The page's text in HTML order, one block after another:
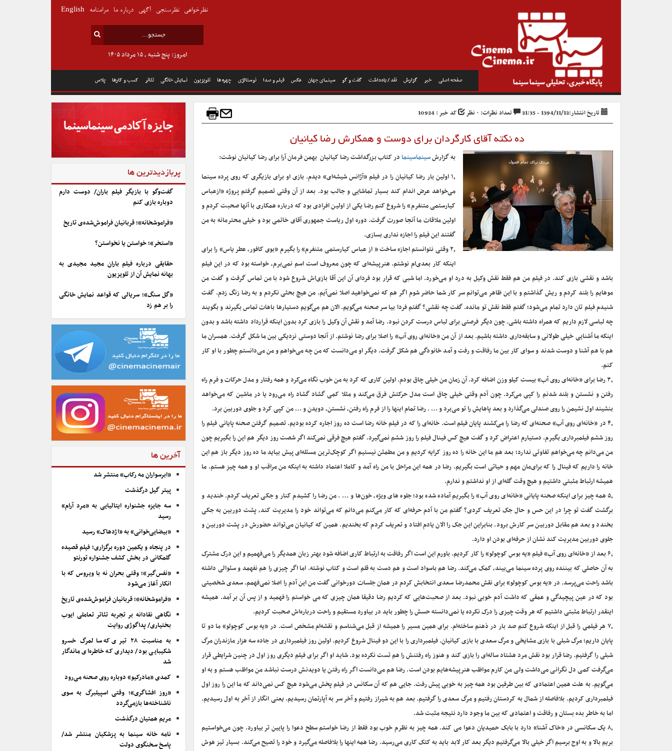
صفحه اصلی خبر گزارش نقد / یادداشت گفت و گو سینمای جهان عکس فیلم و صدا نوستالژی چهره ها تلویزیون نمایش خانگی تئاتر کسب و کارها پلاس
امروز: پنج شنبه , ۱۵ مرداد ۱۴۰۵
نظرخواهی نظرسنجی آگهی درباره ما مرامنامه English
تاریخ انتشار:1394/11/12 - 21:35 تعداد نظرات: ۰ نظر کد خبر : 10924
ده نکته آقای کارگردان برای دوست و همکارش رضا کیانیان
به گزارشسینماسینمادر کتاب بزرگداشت رضا کیانیان بهمن فرمان آرا برای رضا کیانیان نوشت:
۱٫ اولین بار رضا کیانیان را در فیلم «آژانس شیشه‌ای» دیدم. بازی او برای بازیگری که روی پرده سینما
می‌خواهد عرض اندام کند بسیار تماشایی و جالب بود. بعد از آن وقتی تصمیم گرفتم پروژه «ازعباس
کیارستمی متنفرم» را شروع کنم رضا یکی از اولین افرادی بود که درباره همکاری با آنها صحبت کردم و
اولین ملاقات ما آنجا صورت گرفت. دوره اول ریاست جمهوری آقای خاتمی بود و خیلی محترمانه به من
گفتند این فیلم را اجازه نداری بسازی.
۲٫ وقتی نتوانستم اجازه ساخت « از عباس کیارستمی متنفرم» را بگیرم «بوی کافور، عطر یاس» را برای
اینکه کار بعدی‌ام نوشتم. هنرپیشه‌ای که چون معروف است اسم نمی‌برم، خواسته بود که در این فیلم
باشد و نقشی بازی کند. در فیلم من هم فقط نقش وکیل به درد او می‌خورد. اما شبی که قرار بود فردای آن این آقا بازی‌اش شروع شود با من تماس گرفت و گفت من
موهایم را بلند کردم و ریش گذاشتم و با این ظاهر می‌توانم سر کار شما حاضر شوم اگر هم که نمی‌خواهید اصلا نمی‌آیم. من هیچ بحثی نکردم و به رضا زنگ زدم. گفت
شنیدم فیلم تان دارد تمام می‌شود؛ گفتم فقط نقش تو مانده. گفت چه نقشی؟ گفتم فردا بیا سر صحنه می‌گویم. الان هم می‌گویم دستیارها باهات تماس بگیرند و بگویند
چه لباسی لازم داریم که همراه داشته باشی. چون دیگر فرصتی برای لباس درست کردن نبود. رضا آمد و نقش آن وکیل را بازی کرد بدون اینکه قرارداد داشته باشد و بدون
اینکه ما آشنایی خیلی طولانی و سابقه‌داری داشته باشیم. بعد از آن من «خانه‌ای روی آب» را اصلا برای رضا نوشتم. از آنجا دوستی نزدیکی بین ما شکل گرفت. همسران ما
هم با هم آشنا و دوست شدند و سوای کار بین ما رفاقت و رفت و آمد خانودگی هم شکل گرفت. دیگر او می‌دانست که من چه می‌خواهم و من می‌دانستم چطور با او کار
کنم.
۳٫ رضا برای «خانه‌ای روی آب» بیست کیلو وزن اضافه کرد. آن زمان من خیلی چاق بودم. اولین کاری که کرد به من خوب نگاه می‌کرد و همه رفتار و مدل حرکات و فرم راه
رفتن و نشستن و بلند شدنم را کپی می‌کرد. چون آدم وقتی خیلی چاق است مدل حرکتش فرق می‌کند و مثلا کمی گشاد گشاد راه می‌رود یا در ماشین که می‌خواهد
بنشیند اول نشیمن را روی صندلی می‌گذارد و بعد پاهایش را تو می‌برد و … . رضا تمام اینها را از فرم راه رفتن، نشستن، دویدن و … من کپی کرد و جلوی دوربین برد.
۴٫ در «خانه‌ای روی آب» صحنه‌ای که رضا را می‌کشند پایان فیلم است. خانه‌ای را که در فیلم خانه رضا است ده روز اجاره کرده بودیم. تصمیم گرفتن صحنه پایانی فیلم را
روز ششم فیلمبرداری بگیرم. دستیارم اعتراض کرد و گفت هیچ کس فینال فیلم را روز ششم نمی‌گیرد. گفتم هیچ فرقی نمی‌کند اگر شصت روز دیگر هم این را بگیریم چون
من می‌دانم چه می‌خواهم تفاوتی ندارد؛ بعد هم ما این خانه را ده روز کرایه کردیم و من مطمئن نیستیم اگر کوچک‌ترین مسئله‌ای پیش بیاید ما ده روز دیگر باز هم این
خانه را داریم که فینال را که برای‌مان مهم و حیاتی است بگیریم. رضا در همه این مراحل با من راه آمد و کاملا اعتماد داشته به اینکه من مراقب او و همه چیز هستم. ما
همیشه ارتباط مثبتی داشتیم و هیچ وقت گله‌ای از او نداشتم و ندارم.
۵٫ همه چیز برای اینکه صحنه پایانی «خانه‌ای روی آب» را بگیریم آماده شده بود؛‌ جلوه های ویژه، خون‌ها و … . من رضا را کشیدم کنار و جکی تعریف کردم. خندید و
برگشت گفت تو چرا در این حس و حال جک تعریف کردی؟ گفتم من با آدم حرفه‌ای که کار می‌کنم می‌دانم که می‌تواند خود را مدیریت کند، پشت دوربین به جکی
بخندد و بعد هم مقابل دوربین سر کارش برود. بنابراین این جک را الان یادم افتاد و تعریف کردم که بخندیم. همین که کیانیان می‌تواند حضورش در پشت دوربین و
جلوی دوربین مدیریت کند نشان از حرفه‌ای بودن او دارد.
۶٫ بعد از «خانه‌ای روی آب» فیلم «یه بوس کوچولو» را کار کردیم. باورم این است اگر رفاقت به ارتباط‌ کاری اضافه شود بهتر زبان همدیگر را می‌فهمیم و این درک مشترک
به آن حاصلی که بیننده روی پرده سینما می‌بیند، کمک می‌کند. رضا هم باسواد است و هم دست به قلم است و کتاب نوشته. اما اگر چیزی را هم نفهمد و سئوالی داشته
باشد راحت می‌پرسد. در «یه بوس کوچولو» برای نقش محمدرضا سعدی انتخابش کردم در همان جلسات دورخوانی گفت من این آدم را اصلا نمی‌فهمم. سعدی شخصیتی
بود که در عین پیچیدگی و عمقی که داشت آدم خوبی نبود. بعد از صحبت‌هایی که کردیم رضا دقیقا همان چیزی که می خواستم را فهمید و از پس آن بر آمد. همیشه
اینقدر ارتباط مثبتی داشتیم که هر وقت چیزی را درک نکرده یا نمی‌دانسته حسش را چطور باید در بیاورد مستقیم و راحت درباره‌اش صحبت کردیم.
۷٫ هر فیلمی را قبل از اینکه شروع کنم صد بار در ذهنم ساخته‌ام. برای همین مسیر را همیشه از قبل می‌شناسم و نقشه‌ام مشخص است. در «یه بوس کوچولو» ما دو تا
پایان داریم؛ مرگ شبلی با بازی مشایخی و مرگ سعدی با بازی کیانیان. فیلمبرداری را با این دو فینال شروع کردیم. اولین روز فیلمبرداری در جاده سه هزار مازندران مرگ
شبلی را گرفتیم. رضا قرار بود نقش مرد هشتاد ساله‌ای را بازی کند و هنوز راه رفتنش را هم تست نکرده بود. شاید او اگر برای فیلم دیگری روز اول در چنین شرایطی قرار
می‌گرفت کمی دل نگرانی می‌داشت ولی من کارم مواظب هنرپیشه‌هایم بودن است. رضا هم می‌دانست اگر راه رفتن یا دویدنش درست نباشد من مواظب هستم و به او
می‌گویم. به علت همین اعتمادی که بین طرفین بود همه چیز به خوبی پیش رفت. جایی هم که آن سکانس در فیلم پخش می‌شود هیچ کس نمی‌داند که ما این را روز اول
فیلمبرداری کردیم. بلافاصله از شمال به کردستان رفتیم و مرگ سعدی را گرفتیم. بعد هم به شیراز رفتیم و آخر سر به آپارتمان رسیدیم. یعنی انگار از آخر به اول رسیدیم.
اما به خاطر بده بستان و رفاقت و اعتمادی که بین ما وجود دارد نتیجه مثبت شد.
۸٫ یک سکانسی در «خاک آشنا» دارد با بابک حمیدیان دعوا می کند. همه چیز به نظرم خوب بود فقط از رضا خواستم سطح دعوا را پایین تر بیاورد. چون می‌خواستیم
بریم بالا و به اوج برسیم اگر خیلی بالا می‌گرفتیم دیگر بعد کار لابد باید به کتک کاری می‌رسید. رضا همه اینها را بلافاصله می‌گیرد و خود را تصیح می‌کند. بسیار تیز هوش
پربازدیدترین ها
گفت‌وگو با بازیگر فیلم باران/ دوست دارم
دوباره بازی کنم
«فراموشخانه»؛ قربانیان فراموش‌شده‌ی تاریخ
«استخر»؛ خواستن یا نخواستن؟
حقایقی درباره فیلم باران مجید مجیدی به
بهانه نمایش آن از تلویزیون
«گل سنگ»؛ سریالی که قواعد نمایش خانگی
را بر هم زد
آخرین ها
«ابرسواران مه رکاب» منتشر شد
پیتر گیل درگذشت
سه جایزه جشنواره ایتالیایی به «مرد آرام»
رسید
«بیضایی‌خوانی» به «اژدهاک» رسید
در پنجاه و یکمین دوره برگزاری؛ فیلم قصیده
گلمکانی در بخش کشف جشنواره تورنتو
«نفس‌گیر»؛ وقتی بحران نه با ویروس که با
انکار آغاز می‌شود
«فراموشخانه»؛ قربانیان فراموش‌شده‌ی تاریخ
نگاهی نقادانه بر تجربه تئاتر تعاملی ایوب
بختیاری/ پداگوژی روایت
به مناسبت ۲۸ تیری که سالمرگ خسرو
شکیبایی بود/ دیداری که خاطره‌ای ماندگار
شد
کمدی «مادرکیو» دوباره روی صحنه می‌رود
«روز افشاگری»؛ وقتی اسپیلبرگ به سوی
ناشناخته‌ها بازمی‌گردد
مریم همتیان درگذشت
نامه خانه سینما به پزشکیان منتشر شد/
پاسخ سخنگوی دولت